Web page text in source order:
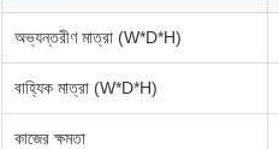
অভ্যন্তরীণ মাত্রা (W*D*H)
বাহ্যিক মাত্রা (W*D*H)
কাজের ক্ষমতা